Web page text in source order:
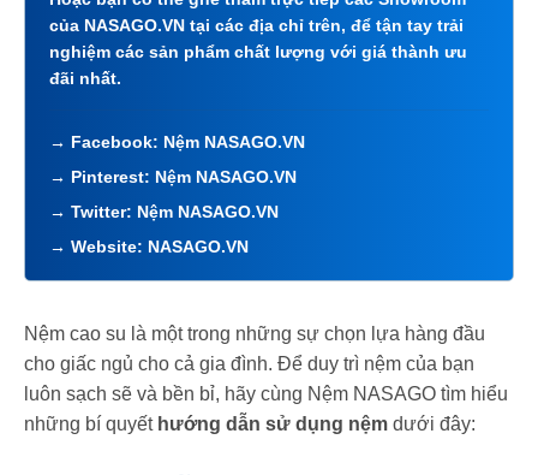
của NASAGO.VN tại các địa chỉ trên, để tận tay trải
nghiệm các sản phẩm chất lượng với giá thành ưu
đãi nhất.
→ Facebook: Nệm NASAGO.VN
→ Pinterest: Nệm NASAGO.VN
→ Twitter: Nệm NASAGO.VN
→ Website: NASAGO.VN
Nệm cao su là một trong những sự chọn lựa hàng đầu
cho giấc ngủ cho cả gia đình. Để duy trì nệm của bạn
luôn sạch sẽ và bền bỉ, hãy cùng Nệm NASAGO tìm hiểu
những bí quyết hướng dẫn sử dụng nệm dưới đây: